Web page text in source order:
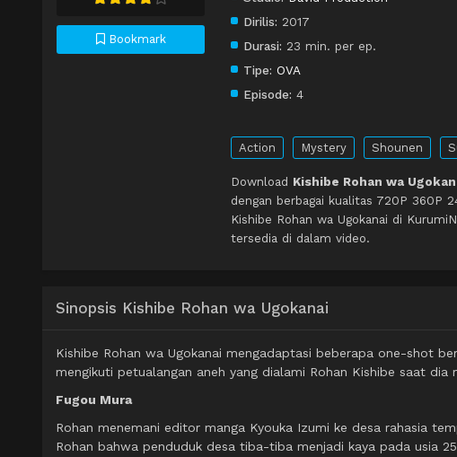
Bookmark
Dirilis: 2017
Durasi: 23 min. per ep.
Tipe: OVA
Episode: 4
Action Mystery Shounen
Download Kishibe Rohan wa
dengan berbagai kualitas 720P 360P
Kishibe Rohan wa Ugokanai di
tersedia di dalam video.
Sinopsis Kishibe Rohan wa Ugokanai
Kishibe Rohan wa Ugokanai mengadaptasi beberapa one-shot
mengikuti petualangan aneh yang dialami Rohan Kishibe saat dia
Fugou Mura
Rohan menemani editor manga Kyouka Izumi ke desa rahasia
Rohan bahwa penduduk desa tiba-tiba menjadi kaya pada usia